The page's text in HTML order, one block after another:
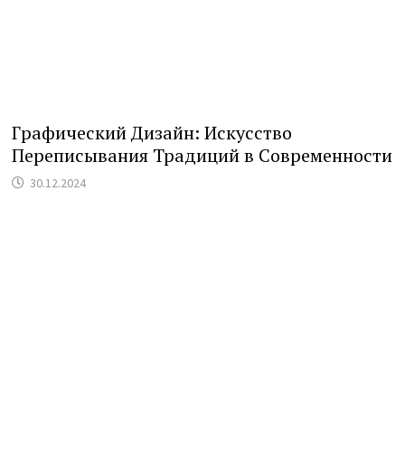
Графический Дизайн: Искусство
Переписывания Традиций в Современности
30.12.2024